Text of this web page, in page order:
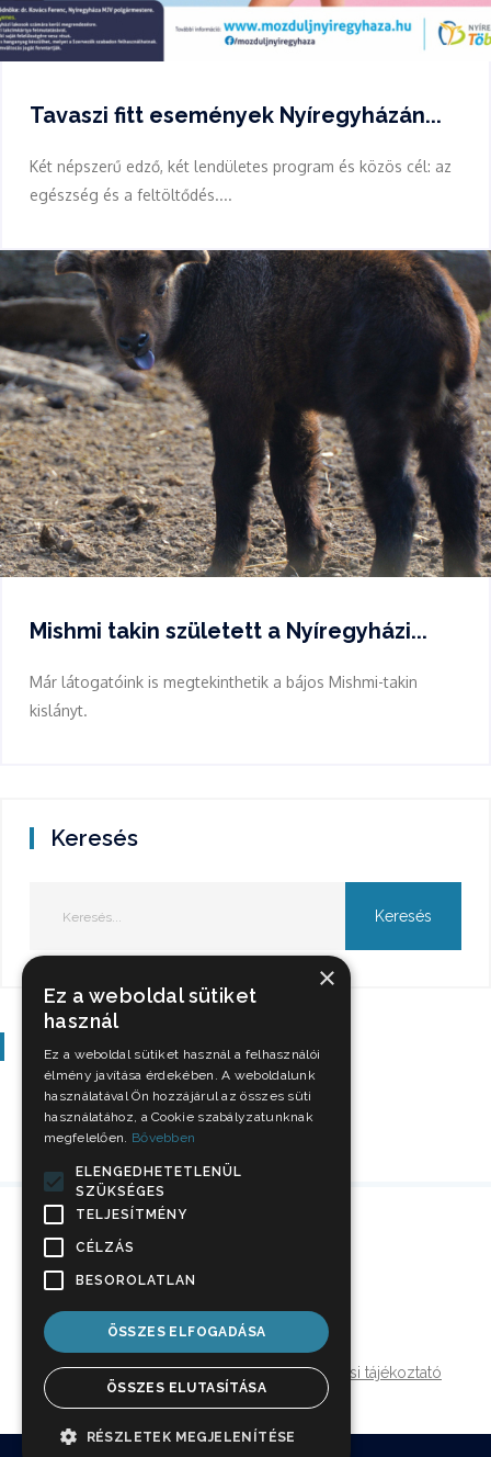
Tavaszi fitt események Nyíregyházán...
Két népszerű edző, két lendületes program és közös cél: az
egészség és a feltöltődés....
Mishmi takin született a Nyíregyházi...
Már látogatóink is megtekinthetik a bájos Mishmi-takin
kislányt.
Keresés
Szavazás
Impresszum Jogi nyilatkozat
Adatkezelési tájékoztató
Médiaajánlat
×
Ez a weboldal sütiket
használ
Ez a weboldal sütiket használ a felhasználói
élmény javítása érdekében. A weboldalunk
használatával Ön hozzájárul az összes süti
használatához, a Cookie szabályzatunknak
megfelelően. Bővebben
ELENGEDHETETLENÜL
SZÜKSÉGES
TELJESÍTMÉNY
CÉLZÁS
BESOROLATLAN
ÖSSZES ELFOGADÁSA
ÖSSZES ELUTASÍTÁSA
RÉSZLETEK MEGJELENÍTÉSE